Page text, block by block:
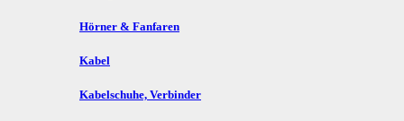
Hörner & Fanfaren
Kabel
Kabelschuhe, Verbinder